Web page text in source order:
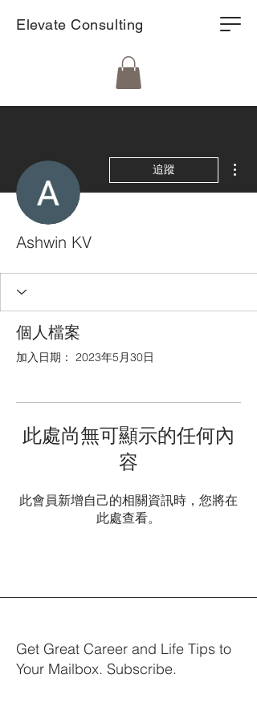
Elevate Consulting
追蹤
Ashwin KV
個人檔案
加入日期： 2023年5月30日
此處尚無可顯示的任何內
容
此會員新增自己的相關資訊時，您將在
此處查看。
Get Great Career and Life Tips to
Your Mailbox. Subscribe.